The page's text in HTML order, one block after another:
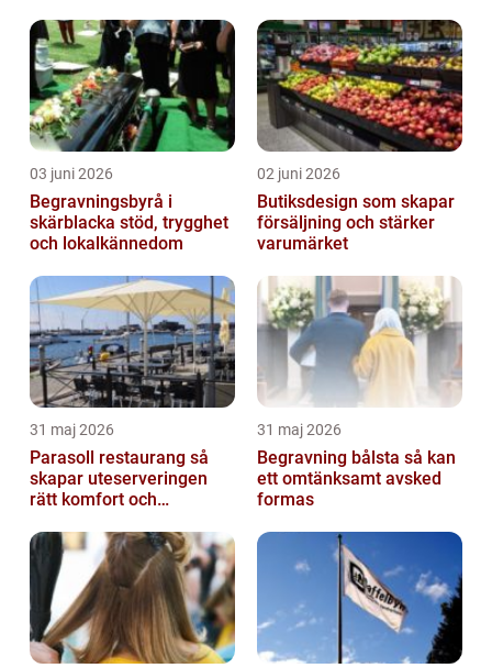
03 juni 2026
Begravningsbyrå i
skärblacka stöd, trygghet
och lokalkännedom
02 juni 2026
Butiksdesign som skapar
försäljning och stärker
varumärket
31 maj 2026
Parasoll restaurang så
skapar uteserveringen
rätt komfort och
31 maj 2026
Begravning bålsta så kan
ett omtänksamt avsked
formas